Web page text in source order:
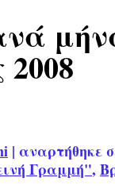
| αναρτήθηκε
Γραμμή",